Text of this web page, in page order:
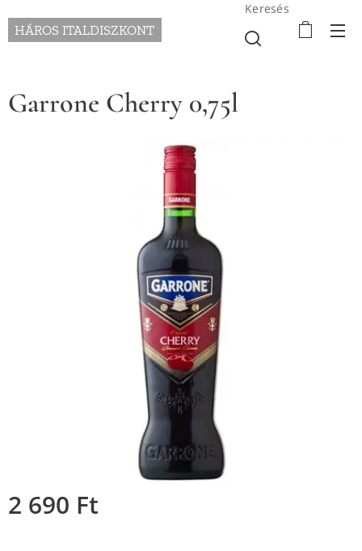
HÁROS ITALDISZKONT
Keresés
Garrone Cherry 0,75l
2 690 Ft